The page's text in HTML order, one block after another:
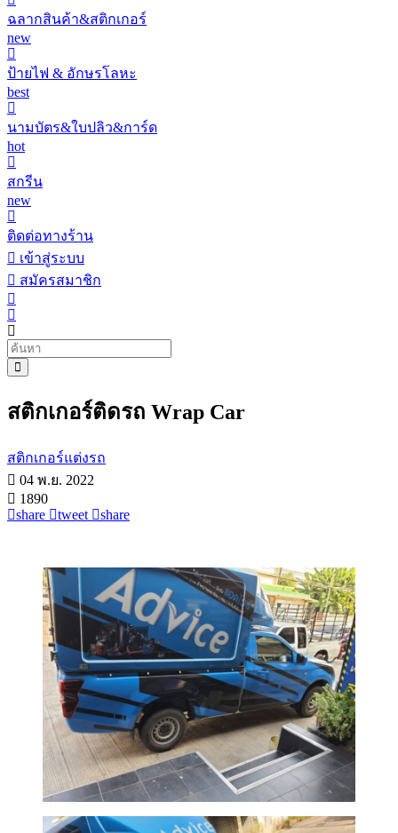
ฉลากสินค้า&สติกเกอร์
new
ป้ายไฟ & อักษรโลหะ
best
นามบัตร&ใบปลิว&การ์ด
hot
สกรีน
new
ติดต่อทางร้าน
เข้าสู่ระบบ
สมัครสมาชิก
สติกเกอร์ติดรถ Wrap Car
สติกเกอร์แต่งรถ
04 พ.ย. 2022
1890
share
tweet share